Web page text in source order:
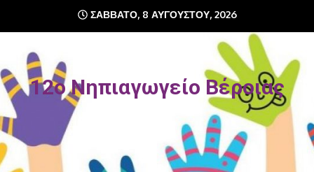
content
ΣΆΒΒΑΤΟ, 8 ΑΥΓΟΎΣΤΟΥ, 2026
12o Νηπιαγωγείο Βέροιας